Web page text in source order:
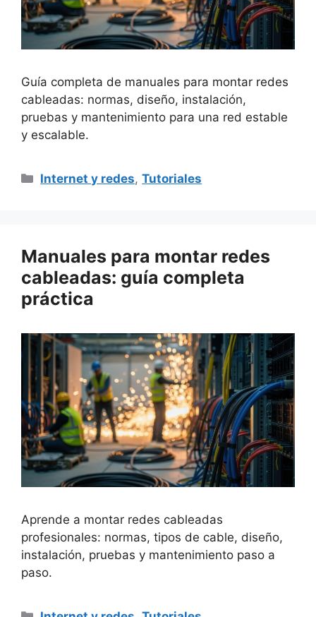
Guía completa de manuales para montar redes
cableadas: normas, diseño, instalación,
pruebas y mantenimiento para una red estable
y escalable.
Categorías
Internet y redes,Tutoriales
Manuales para montar redes
cableadas: guía completa
práctica
Aprende a montar redes cableadas
profesionales: normas, tipos de cable, diseño,
instalación, pruebas y mantenimiento paso a
paso.
Categorías